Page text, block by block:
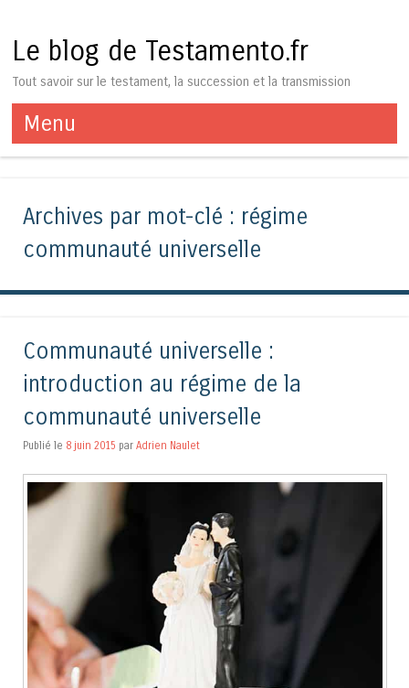
Le blog de Testamento.fr
Tout savoir sur le testament, la succession et la transmission
Menu
Aller au contenu
Archives par mot-clé : régime
communauté universelle
Communauté universelle :
introduction au régime de la
communauté universelle
Publié le 8 juin 2015 par Adrien Naulet